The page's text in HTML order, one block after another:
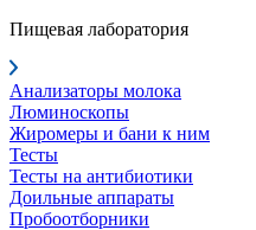
Пищевая лаборатория
Анализаторы молока
Люминоскопы
Жиромеры и бани к ним
Тесты
Тесты на антибиотики
Доильные аппараты
Пробоотборники